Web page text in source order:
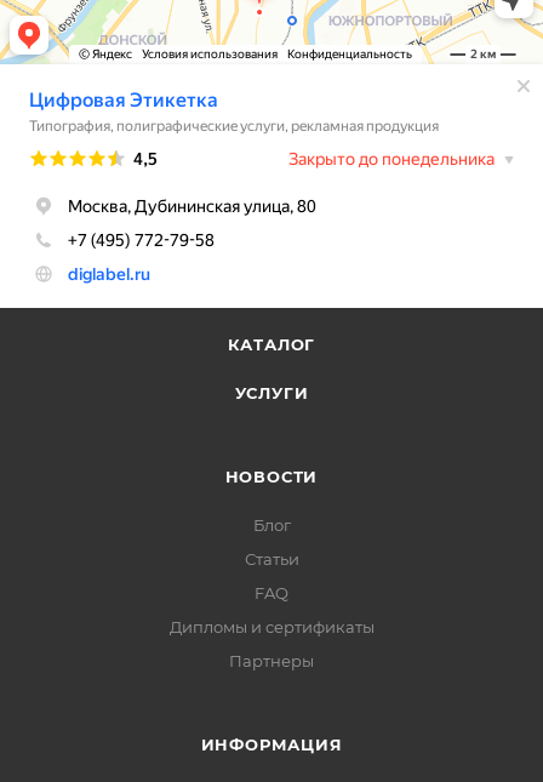
КАТАЛОГ
УСЛУГИ
НОВОСТИ
Блог
Статьи
FAQ
Дипломы и сертификаты
Партнеры
ИНФОРМАЦИЯ